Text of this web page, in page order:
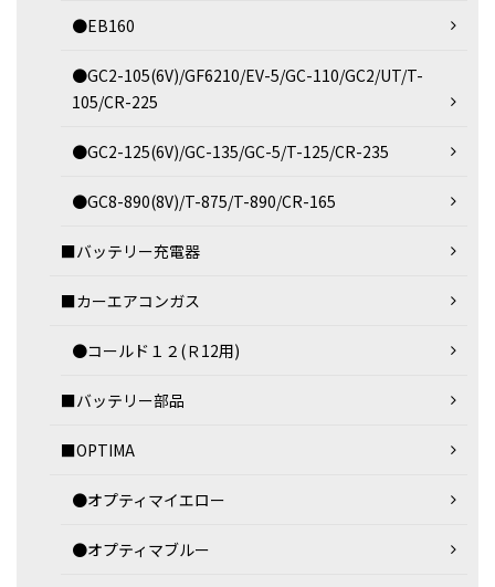
●EB160
●GC2-105(6V)/GF6210/EV-5/GC-110/GC2/UT/T-
105/CR-225
●GC2-125(6V)/GC-135/GC-5/T-125/CR-235
●GC8-890(8V)/T-875/T-890/CR-165
■バッテリー充電器
■カーエアコンガス
●コールド１２(Ｒ12用)
■バッテリー部品
■OPTIMA
●オプティマイエロー
●オプティマブルー